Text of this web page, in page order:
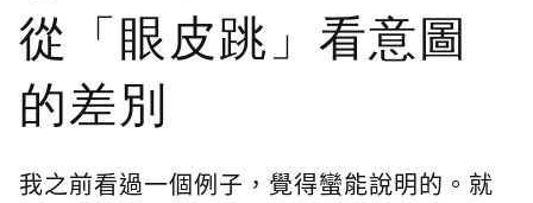
從「眼皮跳」看意圖
的差別
我之前看過一個例子，覺得蠻能說明的。就